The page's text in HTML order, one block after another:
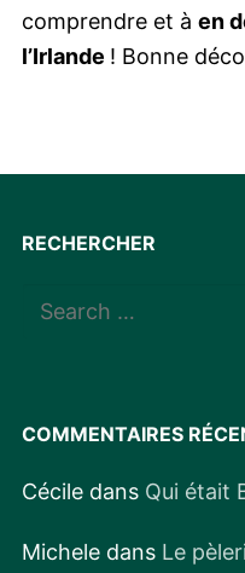
comprendre et à en
l’Irlande ! Bonne
RECHERCHER
Rechercher
COMMENTAIRES
Cécile dans Qui était
Michele dans Le